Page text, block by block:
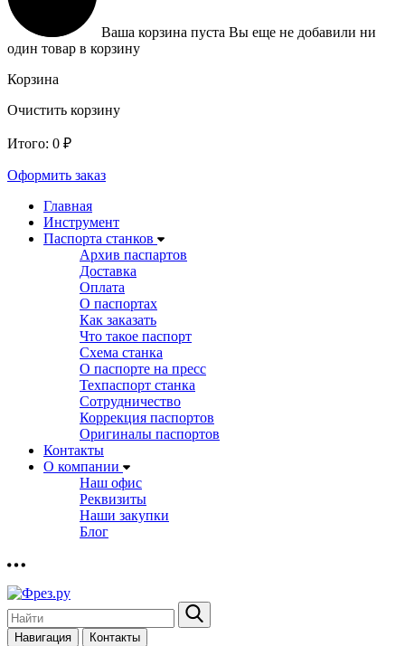
Ваша корзина пуста Вы еще не добавили ни
один товар в корзину
Корзина
Очистить корзину
Итого: 0 ₽
Оформить заказ
Главная
Инструмент
Паспорта станков
Архив паспартов
Доставка
Оплата
О паспортах
Как заказать
Что такое паспорт
Схема станка
О паспорте на пресс
Техпаспорт станка
Сотрудничество
Коррекция паспортов
Оригиналы паспортов
Контакты
О компании
Наш офис
Реквизиты
Наши закупки
Блог
Навигация Контакты